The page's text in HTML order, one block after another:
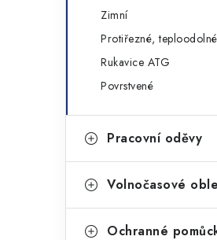
Zimní
Protiřezné,
Rukavice ATG
Povrstvené
Pracovní oděvy
Volnočasové
Ochranné